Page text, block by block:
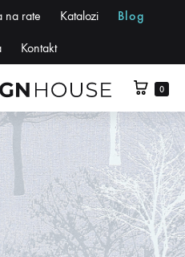
na rate Katalozi Blog
Kontakt
0